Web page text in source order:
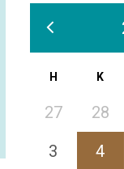
H K
27 28
3
4